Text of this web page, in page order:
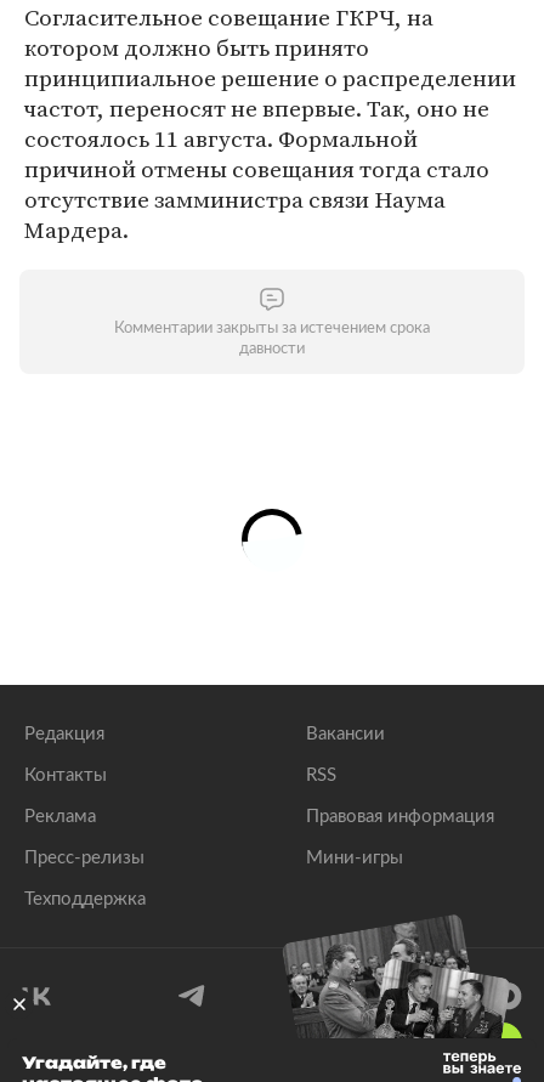
Согласительное совещание ГКРЧ, на
котором должно быть принято
принципиальное решение о распределении
частот, переносят не впервые. Так, оно не
состоялось 11 августа. Формальной
причиной отмены совещания тогда стало
отсутствие замминистра связи Наума
Мардера.
Комментарии закрыты за истечением срока
давности
Редакция
Контакты
Реклама
Пресс-релизы
Техподдержка
Вакансии
RSS
Правовая информация
Мини-игры
© 1999–2026 Все права защищены.
Угадайте, где